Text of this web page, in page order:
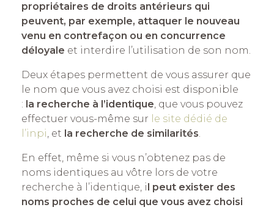
propriétaires de droits antérieurs qui
peuvent, par exemple, attaquer le nouveau
venu en contrefaçon ou en concurrence
déloyale et interdire l’utilisation de son nom.
Deux étapes permettent de vous assurer que
le nom que vous avez choisi est disponible
: la recherche à l’identique, que vous pouvez
effectuer vous-même sur le site dédié de
l’inpi, et la recherche de similarités.
En effet, même si vous n’obtenez pas de
noms identiques au vôtre lors de votre
recherche à l’identique, il peut exister des
noms proches de celui que vous avez choisi